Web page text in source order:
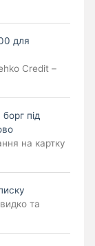
для
Credit –
під
на картку
та